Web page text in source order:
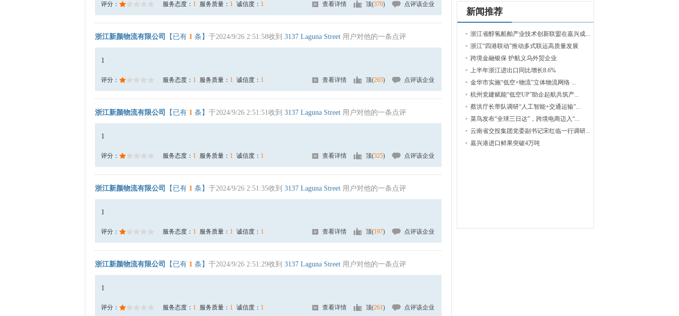
评分： 服务态度： 1 服务质量： 1 诚信度： 1 查看详情 顶(370) 点评该企业
浙江新颜物流有限公司 【已有 1 条】 于2024/9/26 2:51:58收到 3137 Laguna Street 用户对他的一条点评
1
评分： 服务态度： 1 服务质量： 1 诚信度： 1 查看详情 顶(265) 点评该企业
浙江新颜物流有限公司 【已有 1 条】 于2024/9/26 2:51:51收到 3137 Laguna Street 用户对他的一条点评
1
评分： 服务态度： 1 服务质量： 1 诚信度： 1 查看详情 顶(325) 点评该企业
浙江新颜物流有限公司 【已有 1 条】 于2024/9/26 2:51:35收到 3137 Laguna Street 用户对他的一条点评
1
评分： 服务态度： 1 服务质量： 1 诚信度： 1 查看详情 顶(197) 点评该企业
浙江新颜物流有限公司 【已有 1 条】 于2024/9/26 2:51:29收到 3137 Laguna Street 用户对他的一条点评
1
评分： 服务态度： 1 服务质量： 1 诚信度： 1 查看详情 顶(261) 点评该企业
新闻推荐
浙江省醇氢船舶产业技术创新联盟在嘉兴成...
浙江“四港联动”推动多式联运高质量发展
跨境金融银保 护航义乌外贸企业
上半年浙江进出口同比增长8.6%
金华市实施“低空+物流”立体物流网络 ...
杭州党建赋能“低空UP”助企起航共筑产...
蔡洪厅长带队调研“人工智能+交通运输”...
菜鸟发布“全球三日达”，跨境电商迈入“...
云南省交投集团党委副书记宋红临一行调研...
嘉兴港进口鲜果突破4万吨